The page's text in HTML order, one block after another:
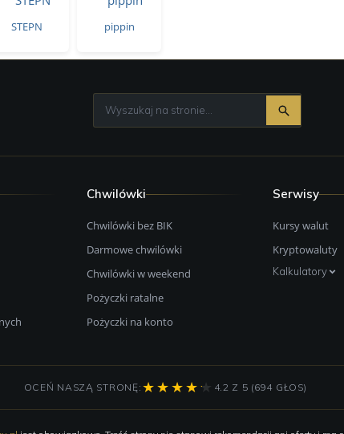
STEPN pippin
Chwilówki
Chwilówki bez BIK
Darmowe chwilówki
Chwilówki w weekend
Pożyczki ratalne
Pożyczki na konto
Serwisy
Kursy walut
Kryptowaluty
Kalkulatory
OCEŃ NASZĄ STRONĘ: 4.2 Z 5 (694 GŁOS)